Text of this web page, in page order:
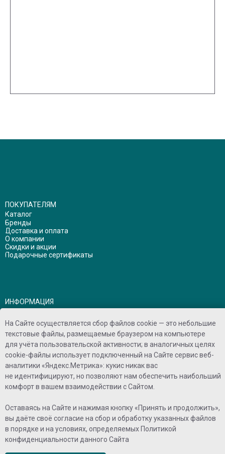
ПОКУПАТЕЛЯМ
Каталог
Бренды
Доставка и оплата
О компании
Скидки и акции
Подарочные сертификаты
ИНФОРМАЦИЯ
ОГРНИП 320547600019358
ИНН 540526516051
Политика конфиденциальности
Договор оферты
Телефон:+7 951 361 44 55
E-mail:browlashshop@yandex.ru
Telegram: https://t.me/BLSCosmetics
BK:BLScosmetics
РЕЖИМ РАБОТЫ
На Сайте осуществляется сбор файлов cookie — это небольшие
текстовые файлы, размещаемые браузером на компьютере
для учёта пользовательской активности; в аналогичных целях
cookie-файлы использует подключенный на Сайте сервис веб-
аналитики «Яндекс.Метрика»: кукис никак вас
не идентифицируют, но позволяют нам обеспечить наибольший
комфорт в вашем взаимодействии с Сайтом.
Оставаясь на Сайте и нажимая кнопку «Принять и продолжить»,
вы даёте своё согласие на сбор и обработку указанных файлов
в порядке и на условиях, определяемых Политикой
конфиденциальности данного Сайта